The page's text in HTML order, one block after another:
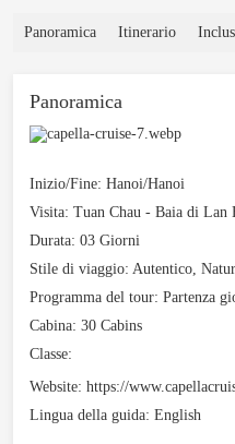
Panoramica Itinerario
Panoramica
Inizio/Fine: Hanoi/Hanoi
Visita: Tuan Chau - Baia di Lan
Durata: 03 Giorni
Stile di viaggio: Autentico,
Programma del tour: Partenza
Cabina: 30 Cabins
Classe:
Website: https://
Lingua della guida: English